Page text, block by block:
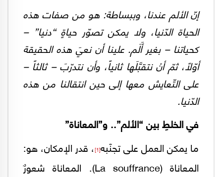
إنّ الألم عندنا، وببساطة: هو من صفات هذه
الحياة الدّنيا، ولا يمكن تصوّر حياةٍ “دنيا” –
كحياتنا – بغير أَلَم. علينا أن نعيَ هذه الحقيقة
أوّلاً، ثمّ أنْ نتقبَّلَها ثانياً، وأن نتدرّبَ – ثالثاً –
على التّعايش معها إلى حين انتقالنا من هذه
الدّنيا.
في الخلطِ بين “الألم”.. و”المعاناة”
ما يمكن العمل على تجنّبه[1] ، قدر الإمكان، هو:
المعاناة (La souffrance). المعاناة شعورٌ